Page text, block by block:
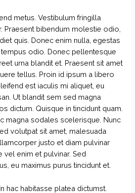
metus. Vestibulum fringilla
Praesent bibendum molestie odio,
quis. Donec enim nulla, egestas
odio. Donec pellentesque
urna blandit et. Praesent sit amet
tellus. Proin id ipsum a libero
est iaculis mi aliquet, eu
Ut blandit sem sed magna
dictum. Quisque in tincidunt quam.
magna sodales scelerisque. Nunc
volutpat sit amet, malesuada
justo et diam pulvinar
enim et pulvinar. Sed
eu maximus purus tincidunt et.
hac habitasse platea dictumst.